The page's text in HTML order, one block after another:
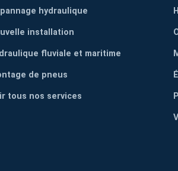
hydraulique
installation
fluviale et maritime
de pneus
tous nos services